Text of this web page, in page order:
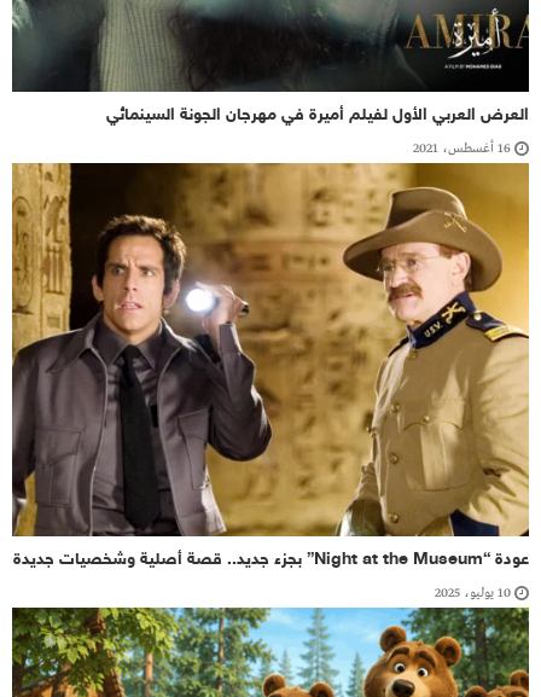
العرض العربي الأول لفيلم أميرة في مهرجان الجونة السينمائي
16 أغسطس، 2021
عودة “Night at the Museum” بجزء جديد.. قصة أصلية وشخصيات جديدة
10 يوليو، 2025